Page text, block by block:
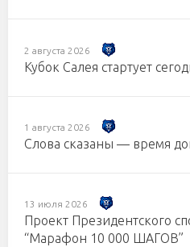
2 августа 2026
Кубок Салея стартует
1 августа 2026
Слова сказаны — время
13 июля 2026
Проект Президентского
“Марафон 10 000 ШАГОВ”